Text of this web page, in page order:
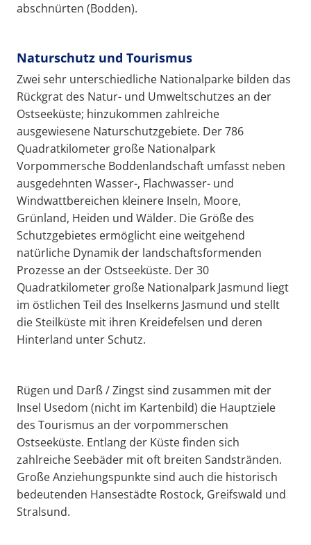
abschnürten (Bodden).
Naturschutz und Tourismus
Zwei sehr unterschiedliche Nationalparke bilden das
Rückgrat des Natur- und Umweltschutzes an der
Ostseeküste; hinzukommen zahlreiche
ausgewiesene Naturschutzgebiete. Der 786
Quadratkilometer große Nationalpark
Vorpommersche Boddenlandschaft umfasst neben
ausgedehnten Wasser-, Flachwasser- und
Windwattbereichen kleinere Inseln, Moore,
Grünland, Heiden und Wälder. Die Größe des
Schutzgebietes ermöglicht eine weitgehend
natürliche Dynamik der landschaftsformenden
Prozesse an der Ostseeküste. Der 30
Quadratkilometer große Nationalpark Jasmund liegt
im östlichen Teil des Inselkerns Jasmund und stellt
die Steilküste mit ihren Kreidefelsen und deren
Hinterland unter Schutz.
Rügen und Darß / Zingst sind zusammen mit der
Insel Usedom (nicht im Kartenbild) die Hauptziele
des Tourismus an der vorpommerschen
Ostseeküste. Entlang der Küste finden sich
zahlreiche Seebäder mit oft breiten Sandstränden.
Große Anziehungspunkte sind auch die historisch
bedeutenden Hansestädte Rostock, Greifswald und
Stralsund.